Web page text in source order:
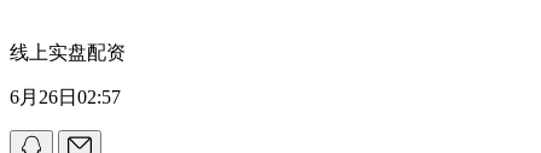
线上实盘配资
6月26日02:57